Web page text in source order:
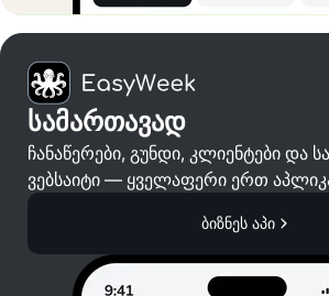
სამართავად
ჩანაწერები, გუნდი, კლიენტები და
ვებსაიტი — ყველაფერი ერთ
ბიზნეს აპი